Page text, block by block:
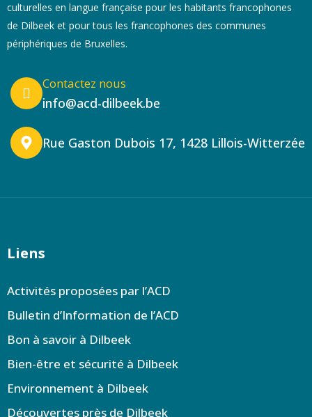
culturelles en langue française pour les habitants francophones
de Dilbeek et pour tous les francophones des communes
périphériques de Bruxelles.
Contactez nous
info@acd-dilbeek.be
Rue Gaston Dubois 17, 1428 Lillois-Witterzée
Liens
Activités proposées par l’ACD
Bulletin d’Information de l’ACD
Bon à savoir à Dilbeek
Bien-être et sécurité à Dilbeek
Environnement à Dilbeek
Découvertes près de Dilbeek